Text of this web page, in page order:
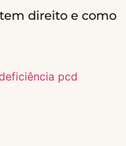
direito e como